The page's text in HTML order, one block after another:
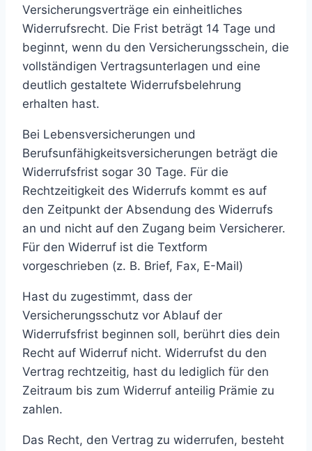
Versicherungsverträge ein einheitliches
Widerrufsrecht. Die Frist beträgt 14 Tage und
beginnt, wenn du den Versicherungsschein, die
vollständigen Vertragsunterlagen und eine
deutlich gestaltete Widerrufsbelehrung
erhalten hast.
Bei Lebensversicherungen und
Berufsunfähigkeitsversicherungen beträgt die
Widerrufsfrist sogar 30 Tage. Für die
Rechtzeitigkeit des Widerrufs kommt es auf
den Zeitpunkt der Absendung des Widerrufs
an und nicht auf den Zugang beim Versicherer.
Für den Widerruf ist die Textform
vorgeschrieben (z. B. Brief, Fax, E-Mail)
Hast du zugestimmt, dass der
Versicherungsschutz vor Ablauf der
Widerrufsfrist beginnen soll, berührt dies dein
Recht auf Widerruf nicht. Widerrufst du den
Vertrag rechtzeitig, hast du lediglich für den
Zeitraum bis zum Widerruf anteilig Prämie zu
zahlen.
Das Recht, den Vertrag zu widerrufen, besteht